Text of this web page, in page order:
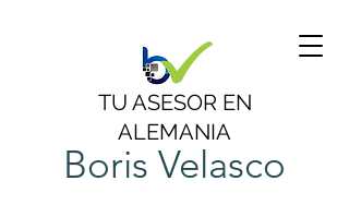
TU ASESOR EN
ALEMANIA
Boris Velasco